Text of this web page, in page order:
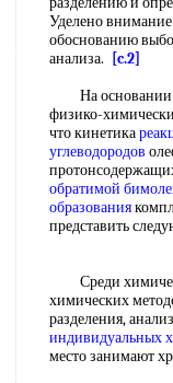
Уделено
обоснованию
анализа.
[c.2]
На основании
физико-
что кинетика
углеводородов
обратимой
образования
представить
Среди
химических
разделения,
индивидуальных
место занимают